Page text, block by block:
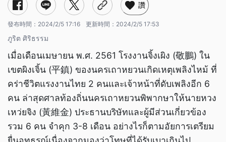
讚
發布時間： 2024/2/5 17:16 更新時間： 2024/2/5 17:53
ภูริต ศิริธรรม
เมื่อเดือนเมษายน พ.ศ. 2561 โรงงานจิ้งเผิง (敬鵬) ใน
เขตผิงเจิ้น (平鎮) ของนครเถาหยวนเกิดเหตุเพลิงไหม้ ที่
คร่าชีวิตแรงงานไทย 2 คนและเจ้าหน้าที่ดับเพลิงอีก 6
คน ล่าสุดศาลท้องถิ่นนครเถาหยวนพิพากษาให้นายหวง
เหว่ยจิง (黃維金) ประธานบริษัทและผู้มีส่วนเกี่ยวข้อง
รวม 6 คน จำคุก 3-8 เดือน อย่างไรก็ตามอัยการเตรียม